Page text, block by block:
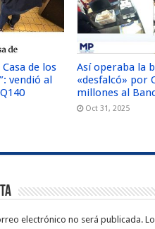
de los
vendió al
Así operaba la
«desfalcó» por
millones al
Oct 31, 2025
electrónico no será publicada.